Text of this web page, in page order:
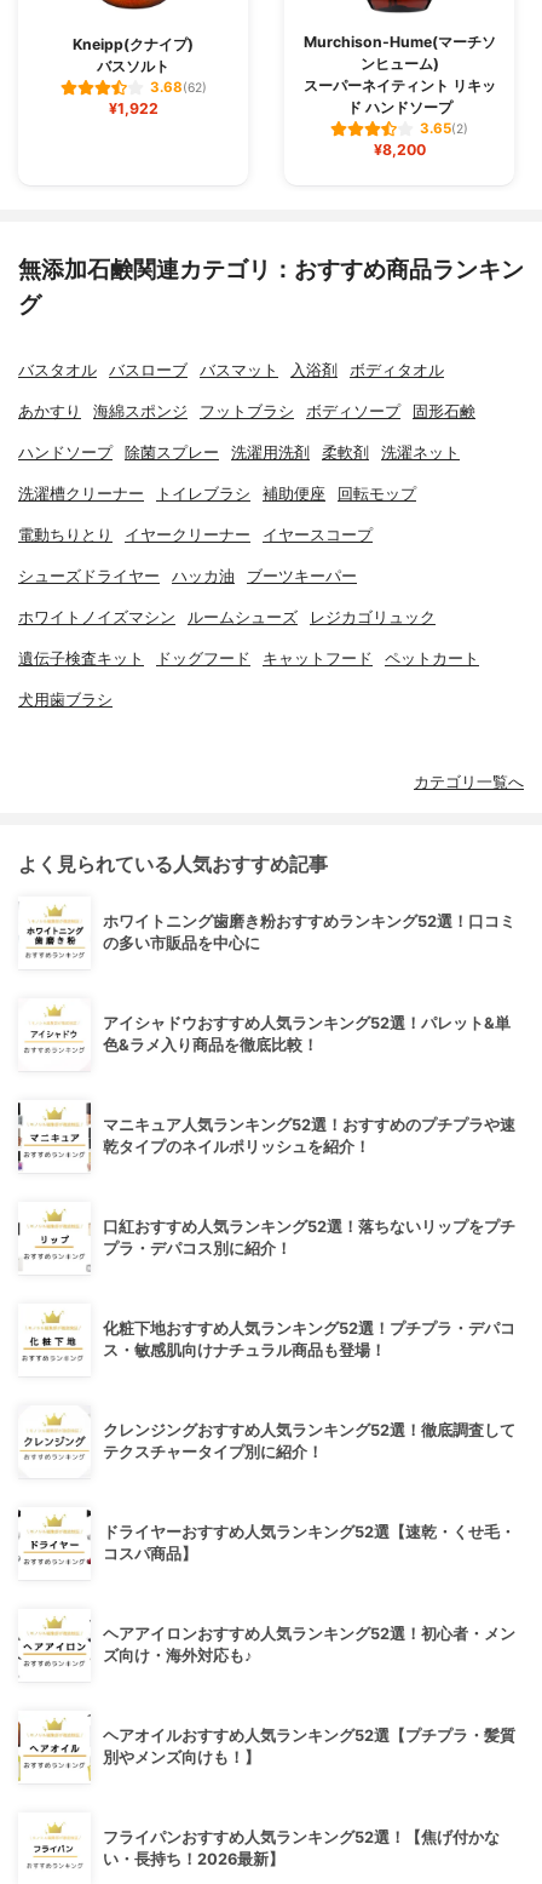
Kneipp(クナイプ)
バスソルト
3.68(62)
¥1,922
Murchison-Hume(マーチソ
ンヒューム)
スーパーネイティント リキッ
ド ハンドソープ
3.65(2)
¥8,200
無添加石鹸関連カテゴリ：おすすめ商品ランキン
グ
バスタオル バスローブ バスマット 入浴剤 ボディタオル
あかすり 海綿スポンジ フットブラシ ボディソープ 固形石鹸
ハンドソープ 除菌スプレー 洗濯用洗剤 柔軟剤 洗濯ネット
洗濯槽クリーナー トイレブラシ 補助便座 回転モップ
電動ちりとり イヤークリーナー イヤースコープ
シューズドライヤー ハッカ油 ブーツキーパー
ホワイトノイズマシン ルームシューズ レジカゴリュック
遺伝子検査キット ドッグフード キャットフード ペットカート
犬用歯ブラシ
カテゴリ一覧へ
よく見られている人気おすすめ記事
ホワイトニング歯磨き粉おすすめランキング52選！口コミ
の多い市販品を中心に
アイシャドウおすすめ人気ランキング52選！パレット&単
色&ラメ入り商品を徹底比較！
マニキュア人気ランキング52選！おすすめのプチプラや速
乾タイプのネイルポリッシュを紹介！
口紅おすすめ人気ランキング52選！落ちないリップをプチ
プラ・デパコス別に紹介！
化粧下地おすすめ人気ランキング52選！プチプラ・デパコ
ス・敏感肌向けナチュラル商品も登場！
クレンジングおすすめ人気ランキング52選！徹底調査して
テクスチャータイプ別に紹介！
ドライヤーおすすめ人気ランキング52選【速乾・くせ毛・
コスパ商品】
ヘアアイロンおすすめ人気ランキング52選！初心者・メン
ズ向け・海外対応も♪
ヘアオイルおすすめ人気ランキング52選【プチプラ・髪質
別やメンズ向けも！】
フライパンおすすめ人気ランキング52選！【焦げ付かな
い・長持ち！2026最新】